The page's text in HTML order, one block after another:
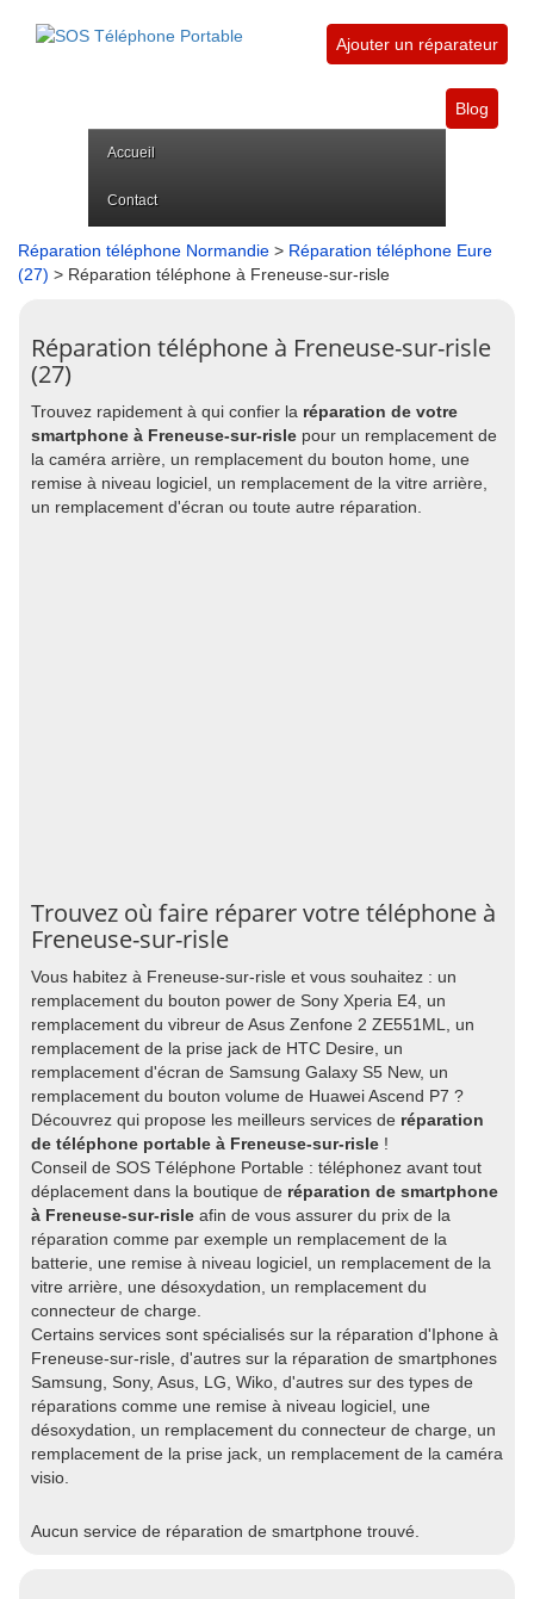
Ajouter un réparateur
Blog
Accueil
Contact
Réparation téléphone Normandie > Réparation téléphone Eure
(27) > Réparation téléphone à Freneuse-sur-risle
Réparation téléphone à Freneuse-sur-risle
(27)
Trouvez rapidement à qui confier la réparation de votre
smartphone à Freneuse-sur-risle pour un remplacement de
la caméra arrière, un remplacement du bouton home, une
remise à niveau logiciel, un remplacement de la vitre arrière,
un remplacement d'écran ou toute autre réparation.
Trouvez où faire réparer votre téléphone à
Freneuse-sur-risle
Vous habitez à Freneuse-sur-risle et vous souhaitez : un
remplacement du bouton power de Sony Xperia E4, un
remplacement du vibreur de Asus Zenfone 2 ZE551ML, un
remplacement de la prise jack de HTC Desire, un
remplacement d'écran de Samsung Galaxy S5 New, un
remplacement du bouton volume de Huawei Ascend P7 ?
Découvrez qui propose les meilleurs services de réparation
de téléphone portable à Freneuse-sur-risle !
Conseil de SOS Téléphone Portable : téléphonez avant tout
déplacement dans la boutique de réparation de smartphone
à Freneuse-sur-risle afin de vous assurer du prix de la
réparation comme par exemple un remplacement de la
batterie, une remise à niveau logiciel, un remplacement de la
vitre arrière, une désoxydation, un remplacement du
connecteur de charge.
Certains services sont spécialisés sur la réparation d'Iphone à
Freneuse-sur-risle, d'autres sur la réparation de smartphones
Samsung, Sony, Asus, LG, Wiko, d'autres sur des types de
réparations comme une remise à niveau logiciel, une
désoxydation, un remplacement du connecteur de charge, un
remplacement de la prise jack, un remplacement de la caméra
visio.
Aucun service de réparation de smartphone trouvé.